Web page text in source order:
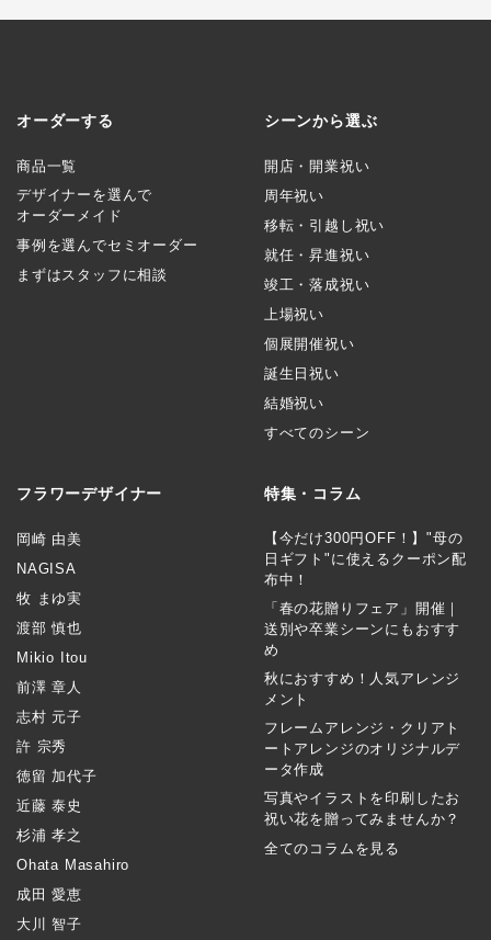
オーダーする
商品一覧
デザイナーを選んで
オーダーメイド
事例を選んでセミオーダー
まずはスタッフに相談
シーンから選ぶ
開店・開業祝い
周年祝い
移転・引越し祝い
就任・昇進祝い
竣工・落成祝い
上場祝い
個展開催祝い
誕生日祝い
結婚祝い
すべてのシーン
フラワーデザイナー
岡崎 由美
NAGISA
牧 まゆ実
渡部 慎也
Mikio Itou
前澤 章人
志村 元子
許 宗秀
徳留 加代子
近藤 泰史
杉浦 孝之
Ohata Masahiro
成田 愛恵
大川 智子
特集・コラム
【今だけ300円OFF！】"母の
日ギフト"に使えるクーポン配
布中！
「春の花贈りフェア」開催｜
送別や卒業シーンにもおすす
め
秋におすすめ！人気アレンジ
メント
フレームアレンジ・クリアト
ートアレンジのオリジナルデ
ータ作成
写真やイラストを印刷したお
祝い花を贈ってみませんか？
全てのコラムを見る